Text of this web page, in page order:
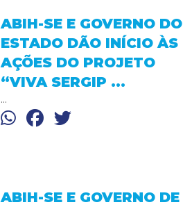
ABIH-SE E GOVERNO DO
ESTADO DÃO INÍCIO ÀS
AÇÕES DO PROJETO
“VIVA SERGIP ...
...
ABIH-SE E GOVERNO DE